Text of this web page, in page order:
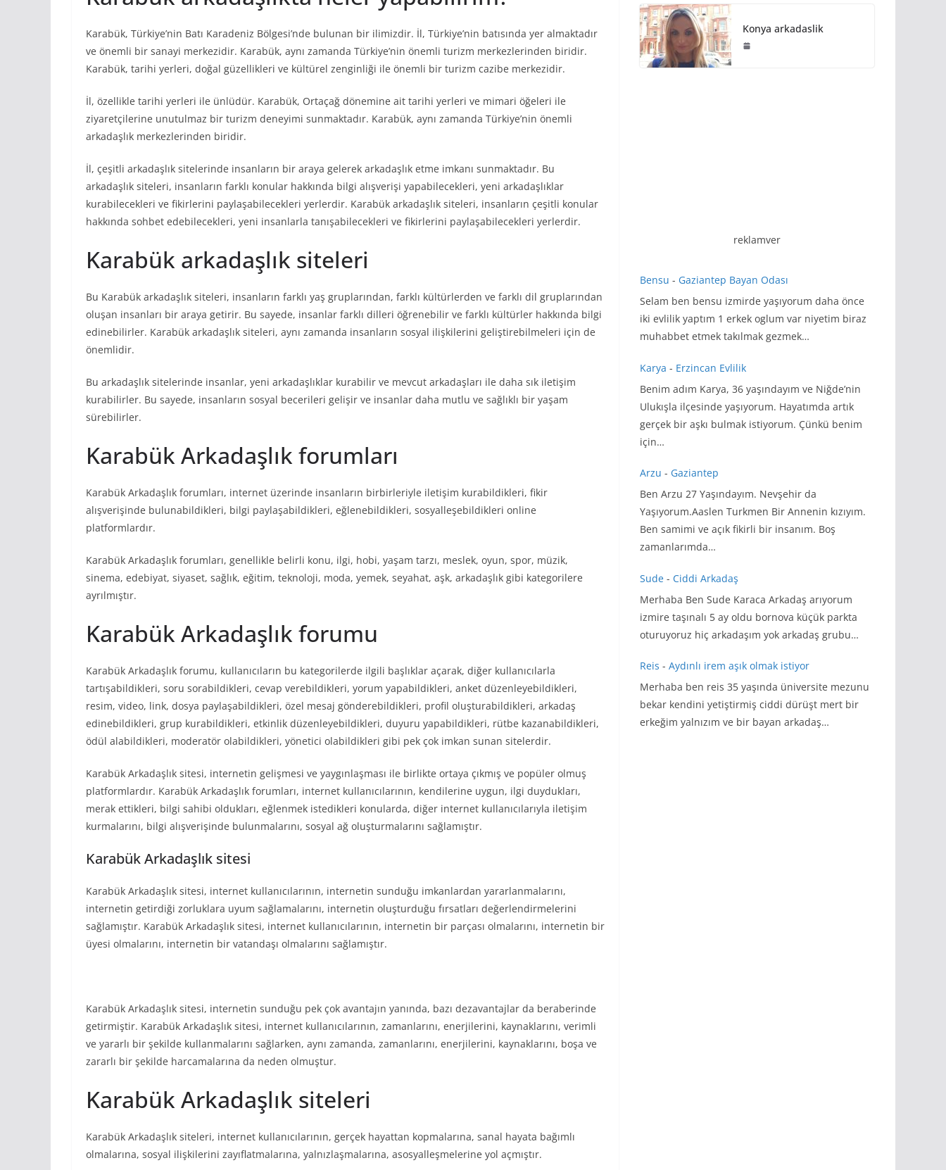
Karabük, Türkiye’nin Batı Karadeniz Bölgesi’nde bulunan bir ilimizdir. İl, Türkiye’nin batısında yer almaktadır
ve önemli bir sanayi merkezidir. Karabük, aynı zamanda Türkiye’nin önemli turizm merkezlerinden biridir.
Karabük, tarihi yerleri, doğal güzellikleri ve kültürel zenginliği ile önemli bir turizm cazibe merkezidir.
İl, özellikle tarihi yerleri ile ünlüdür. Karabük, Ortaçağ dönemine ait tarihi yerleri ve mimari öğeleri ile
ziyaretçilerine unutulmaz bir turizm deneyimi sunmaktadır. Karabük, aynı zamanda Türkiye’nin önemli
arkadaşlık merkezlerinden biridir.
İl, çeşitli arkadaşlık sitelerinde insanların bir araya gelerek arkadaşlık etme imkanı sunmaktadır. Bu
arkadaşlık siteleri, insanların farklı konular hakkında bilgi alışverişi yapabilecekleri, yeni arkadaşlıklar
kurabilecekleri ve fikirlerini paylaşabilecekleri yerlerdir. Karabük arkadaşlık siteleri, insanların çeşitli konular
hakkında sohbet edebilecekleri, yeni insanlarla tanışabilecekleri ve fikirlerini paylaşabilecekleri yerlerdir.
Karabük arkadaşlık siteleri
Bu Karabük arkadaşlık siteleri, insanların farklı yaş gruplarından, farklı kültürlerden ve farklı dil gruplarından
oluşan insanları bir araya getirir. Bu sayede, insanlar farklı dilleri öğrenebilir ve farklı kültürler hakkında bilgi
edinebilirler. Karabük arkadaşlık siteleri, aynı zamanda insanların sosyal ilişkilerini geliştirebilmeleri için de
önemlidir.
Bu arkadaşlık sitelerinde insanlar, yeni arkadaşlıklar kurabilir ve mevcut arkadaşları ile daha sık iletişim
kurabilirler. Bu sayede, insanların sosyal becerileri gelişir ve insanlar daha mutlu ve sağlıklı bir yaşam
sürebilirler.
Karabük Arkadaşlık forumları
Karabük Arkadaşlık forumları, internet üzerinde insanların birbirleriyle iletişim kurabildikleri, fikir
alışverişinde bulunabildikleri, bilgi paylaşabildikleri, eğlenebildikleri, sosyalleşebildikleri online
platformlardır.
Karabük Arkadaşlık forumları, genellikle belirli konu, ilgi, hobi, yaşam tarzı, meslek, oyun, spor, müzik,
sinema, edebiyat, siyaset, sağlık, eğitim, teknoloji, moda, yemek, seyahat, aşk, arkadaşlık gibi kategorilere
ayrılmıştır.
Karabük Arkadaşlık forumu
Karabük Arkadaşlık forumu, kullanıcıların bu kategorilerde ilgili başlıklar açarak, diğer kullanıcılarla
tartışabildikleri, soru sorabildikleri, cevap verebildikleri, yorum yapabildikleri, anket düzenleyebildikleri,
resim, video, link, dosya paylaşabildikleri, özel mesaj gönderebildikleri, profil oluşturabildikleri, arkadaş
edinebildikleri, grup kurabildikleri, etkinlik düzenleyebildikleri, duyuru yapabildikleri, rütbe kazanabildikleri,
ödül alabildikleri, moderatör olabildikleri, yönetici olabildikleri gibi pek çok imkan sunan sitelerdir.
Karabük Arkadaşlık sitesi, internetin gelişmesi ve yaygınlaşması ile birlikte ortaya çıkmış ve popüler olmuş
platformlardır. Karabük Arkadaşlık forumları, internet kullanıcılarının, kendilerine uygun, ilgi duydukları,
merak ettikleri, bilgi sahibi oldukları, eğlenmek istedikleri konularda, diğer internet kullanıcılarıyla iletişim
kurmalarını, bilgi alışverişinde bulunmalarını, sosyal ağ oluşturmalarını sağlamıştır.
Karabük Arkadaşlık sitesi
Karabük Arkadaşlık sitesi, internet kullanıcılarının, internetin sunduğu imkanlardan yararlanmalarını,
internetin getirdiği zorluklara uyum sağlamalarını, internetin oluşturduğu fırsatları değerlendirmelerini
sağlamıştır. Karabük Arkadaşlık sitesi, internet kullanıcılarının, internetin bir parçası olmalarını, internetin bir
üyesi olmalarını, internetin bir vatandaşı olmalarını sağlamıştır.
Karabük Arkadaşlık sitesi, internetin sunduğu pek çok avantajın yanında, bazı dezavantajlar da beraberinde
getirmiştir. Karabük Arkadaşlık sitesi, internet kullanıcılarının, zamanlarını, enerjilerini, kaynaklarını, verimli
ve yararlı bir şekilde kullanmalarını sağlarken, aynı zamanda, zamanlarını, enerjilerini, kaynaklarını, boşa ve
zararlı bir şekilde harcamalarına da neden olmuştur.
Karabük Arkadaşlık siteleri
Karabük Arkadaşlık siteleri, internet kullanıcılarının, gerçek hayattan kopmalarına, sanal hayata bağımlı
olmalarına, sosyal ilişkilerini zayıflatmalarına, yalnızlaşmalarına, asosyalleşmelerine yol açmıştır.
Konya arkadaslik
reklamver
Bensu - Gaziantep Bayan Odası
Selam ben bensu izmirde yaşıyorum daha önce
iki evlilik yaptım 1 erkek oglum var niyetim biraz
muhabbet etmek takılmak gezmek…
Karya - Erzincan Evlilik
Benim adım Karya, 36 yaşındayım ve Niğde’nin
Ulukışla ilçesinde yaşıyorum. Hayatımda artık
gerçek bir aşkı bulmak istiyorum. Çünkü benim
için…
Arzu - Gaziantep
Ben Arzu 27 Yaşındayım. Nevşehir da
Yaşıyorum.Aaslen Turkmen Bir Annenin kızıyım.
Ben samimi ve açık fikirli bir insanım. Boş
zamanlarımda…
Sude - Ciddi Arkadaş
Merhaba Ben Sude Karaca Arkadaş arıyorum
izmire taşınalı 5 ay oldu bornova küçük parkta
oturuyoruz hiç arkadaşım yok arkadaş grubu…
Reis - Aydınlı irem aşık olmak istiyor
Merhaba ben reis 35 yaşında üniversite mezunu
bekar kendini yetiştirmiş ciddi dürüşt mert bir
erkeğim yalnızım ve bir bayan arkadaş…